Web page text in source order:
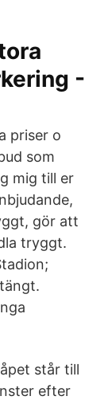
-
priser o
som
mig till er
gör att
tryggt.
står till
efter